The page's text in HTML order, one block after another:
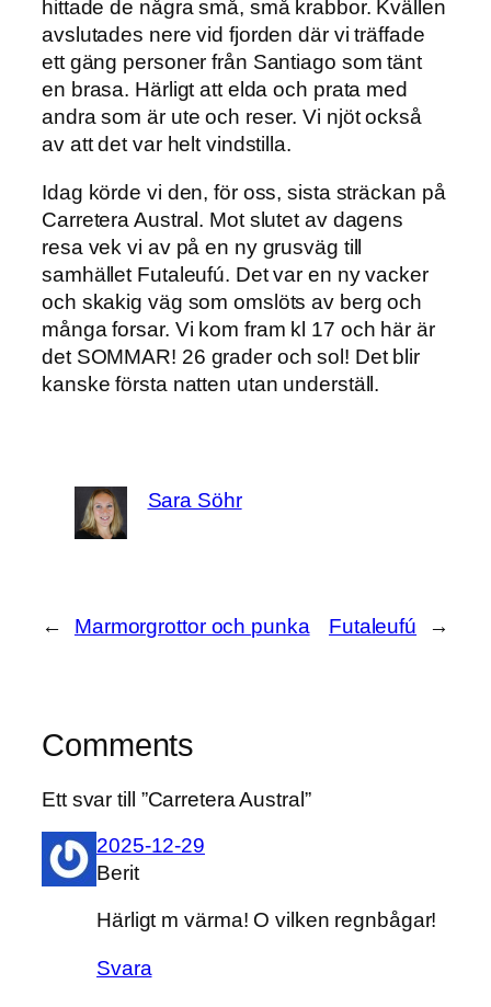
hittade de några små, små krabbor. Kvällen
avslutades nere vid fjorden där vi träffade
ett gäng personer från Santiago som tänt
en brasa. Härligt att elda och prata med
andra som är ute och reser. Vi njöt också
av att det var helt vindstilla.
Idag körde vi den, för oss, sista sträckan på
Carretera Austral. Mot slutet av dagens
resa vek vi av på en ny grusväg till
samhället Futaleufú. Det var en ny vacker
och skakig väg som omslöts av berg och
många forsar. Vi kom fram kl 17 och här är
det SOMMAR! 26 grader och sol! Det blir
kanske första natten utan underställ.
Sara Söhr
← Marmorgrottor och punka Futaleufú →
Comments
Ett svar till ”Carretera Austral”
2025-12-29
Berit
Härligt m värma! O vilken regnbågar!
Svara